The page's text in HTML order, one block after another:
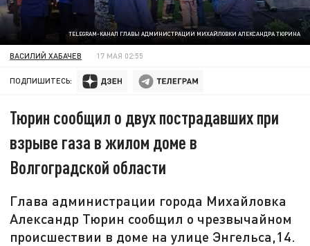
TELEGRAM-КАНАЛ ГЛАВЫ АДМИНИСТРАЦИИ МИХАЙЛОВКИ АЛЕКСАНДРА ТЮРИНА
ВАСИЛИЙ ХАБАЧЕВ 17 МАЯ 02:55
ПОДПИШИТЕСЬ:
Тюрин сообщил о двух пострадавших при
взрыве газа в жилом доме в
Волгоградской области
Глава администрации города Михайловка
Александр Тюрин сообщил о чрезвычайном
происшествии в доме на улице Энгельса,14.